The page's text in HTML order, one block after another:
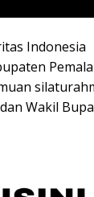
Indonesia
Wakil